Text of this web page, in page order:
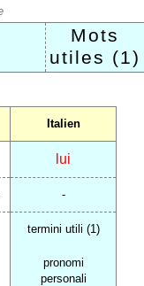
Mots
utiles (1)
Italien
lui
-
termini utili (1)
pronomi
personali